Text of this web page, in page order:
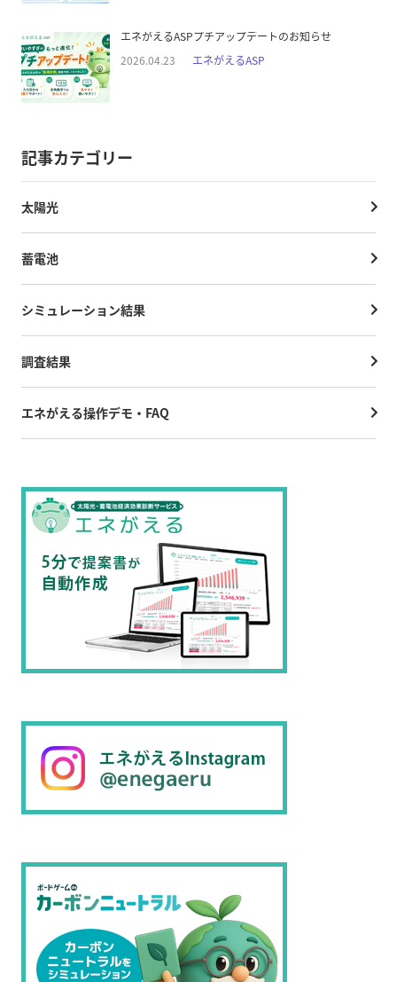
エネがえるASPプチアップデートのお知らせ
2026.04.23
エネがえるASP
記事カテゴリー
太陽光
蓄電池
シミュレーション結果
調査結果
エネがえる操作デモ・FAQ